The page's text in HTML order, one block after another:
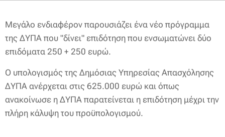
Μεγάλο ενδιαφέρον παρουσιάζει ένα νέο πρόγραμμα
της ΔΥΠΑ που "δίνει" επιδότηση που ενσωματώνει δύο
επιδόματα 250 + 250 ευρώ.
Ο υπολογισμός της Δημόσιας Υπηρεσίας Απασχόλησης
ΔΥΠΑ ανέρχεται στις 625.000 ευρώ και όπως
ανακοίνωσε η ΔΥΠΑ παρατείνεται η επιδότηση μέχρι την
πλήρη κάλυψη του προϋπολογισμού.